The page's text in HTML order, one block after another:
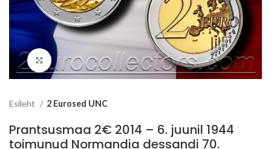
Suurenda
Esileht 2 Eurosed UNC
Prantsusmaa 2€ 2014 – 6. juunil 1944
toimunud Normandia dessandi 70.